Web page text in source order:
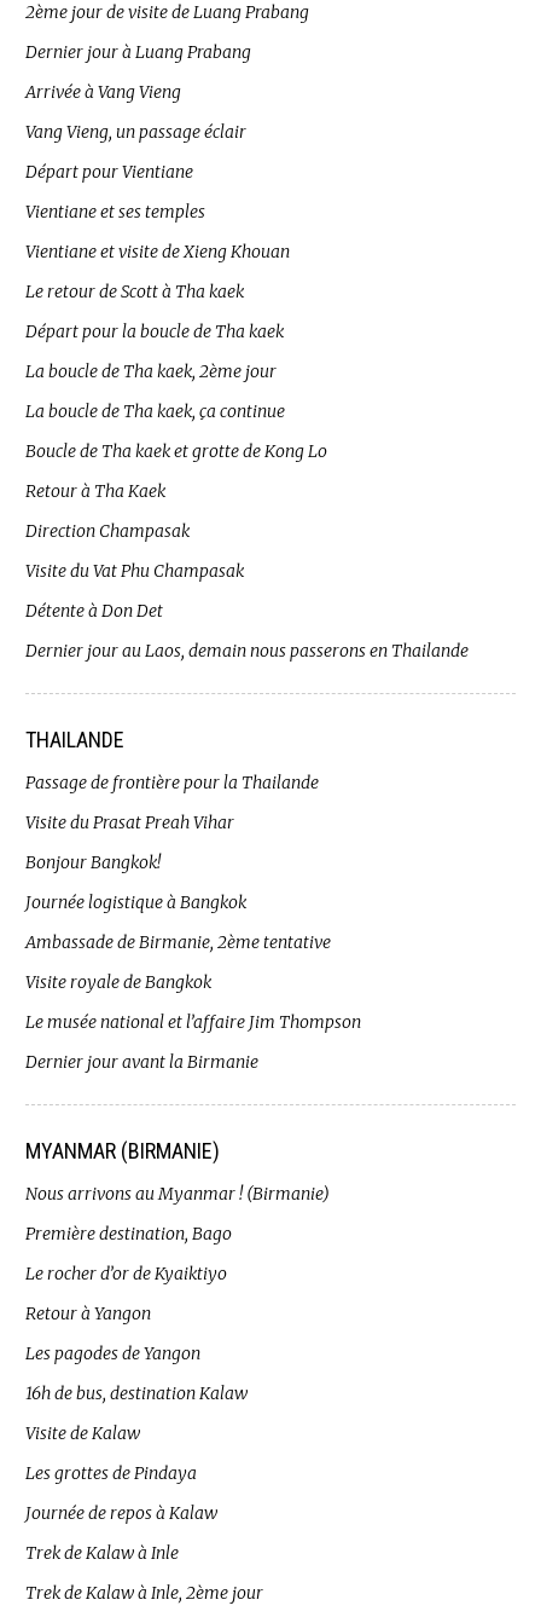
2ème jour de visite de Luang Prabang
Dernier jour à Luang Prabang
Arrivée à Vang Vieng
Vang Vieng, un passage éclair
Départ pour Vientiane
Vientiane et ses temples
Vientiane et visite de Xieng Khouan
Le retour de Scott à Tha kaek
Départ pour la boucle de Tha kaek
La boucle de Tha kaek, 2ème jour
La boucle de Tha kaek, ça continue
Boucle de Tha kaek et grotte de Kong Lo
Retour à Tha Kaek
Direction Champasak
Visite du Vat Phu Champasak
Détente à Don Det
Dernier jour au Laos, demain nous passerons en Thailande
THAILANDE
Passage de frontière pour la Thailande
Visite du Prasat Preah Vihar
Bonjour Bangkok!
Journée logistique à Bangkok
Ambassade de Birmanie, 2ème tentative
Visite royale de Bangkok
Le musée national et l’affaire Jim Thompson
Dernier jour avant la Birmanie
MYANMAR (BIRMANIE)
Nous arrivons au Myanmar ! (Birmanie)
Première destination, Bago
Le rocher d’or de Kyaiktiyo
Retour à Yangon
Les pagodes de Yangon
16h de bus, destination Kalaw
Visite de Kalaw
Les grottes de Pindaya
Journée de repos à Kalaw
Trek de Kalaw à Inle
Trek de Kalaw à Inle, 2ème jour